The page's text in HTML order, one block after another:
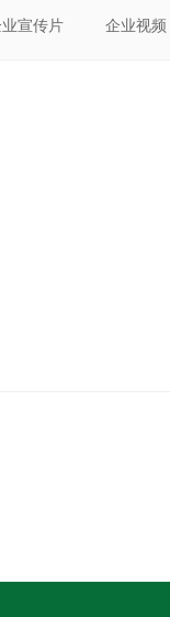
宣传片 企业视频